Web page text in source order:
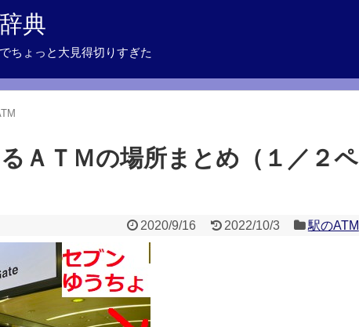
典
ちょっと大見得切りすぎた
ＡＴＭの場所まとめ（１／２ペ
2020/9/16 2022/10/3 駅のATM